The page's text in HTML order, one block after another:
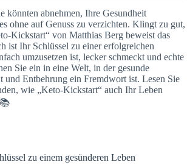
könnten abnehmen, Ihre Gesundheit
ohne auf Genuss zu verzichten. Klingt zu gut,
Kickstart“ von Matthias Berg beweist das
ist Ihr Schlüssel zu einer erfolgreichen
umzusetzen ist, lecker schmeckt und echte
Sie ein in eine Welt, in der gesunde
und Entbehrung ein Fremdwort ist. Lesen Sie
wie „Keto-Kickstart“ auch Ihr Leben
zu einem gesünderen Leben